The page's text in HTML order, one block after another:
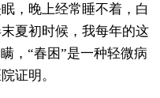
，晚上经常睡不着，白
夏初时候，我每年的这
，“春困”是一种轻微病
证明。